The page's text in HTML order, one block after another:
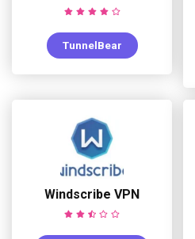
TunnelBear
Windscribe VPN